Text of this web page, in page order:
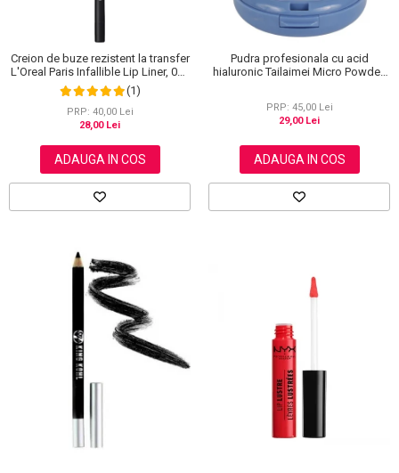
Creion de buze rezistent la transfer
L'Oreal Paris Infallible Lip Liner, 001
Highlight On Point
(1)
PRP: 40,00 Lei
28,00 Lei
ADAUGA IN COS
Pudra profesionala cu acid
hialuronic Tailaimei Micro Powder,
PRP: 45,00 Lei
29,00 Lei
ADAUGA IN COS